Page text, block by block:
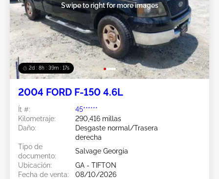
2d : 8h : 39m : 15s
Swipe to right for more images
2004 FORD F-150 4.6L
Ít #:
45******
Kilometraje:
290,416 millas
Daño:
Desgaste normal/Trasera
derecha
Tipo de
documento:
Salvage Georgia
Ubicación:
GA - TIFTON
Fecha de venta:
08/10/2026